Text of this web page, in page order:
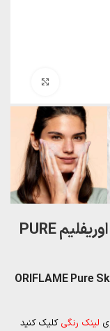
شوینده پوست چرب و جوشدار اوریفلیم PURE
ORIFLAME Pure
لینک رنگی کلیک کنید